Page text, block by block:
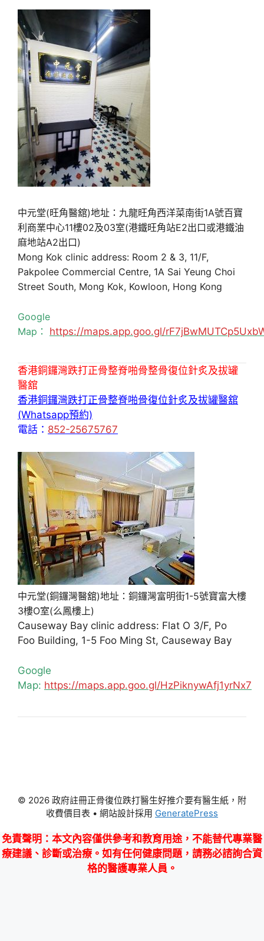
中元堂(旺角醫舘)地址：九龍旺角西洋菜南街1A號百寶
利商業中心11樓02及03室(港鐵旺角站E2出口或港鐵油
麻地站A2出口)
Mong Kok clinic address: Room 2 & 3, 11/F,
Pakpolee Commercial Centre, 1A Sai Yeung Choi
Street South, Mong Kok, Kowloon, Hong Kong
Google
Map： https://maps.app.goo.gl/
香港銅鑼灣跌打正骨整脊啪骨整骨復位針炙及拔罐
醫舘
香港銅鑼灣跌打正骨整脊啪骨復位針炙及拔罐醫舘
(Whatsapp預約)
電話： 852-25675767
中元堂(銅鑼灣醫舘)地址：銅鑼灣富明街1-5號寶富大樓
3樓O室(么鳳樓上)
Causeway Bay clinic address: Flat O 3/F, Po
Foo Building, 1-5 Foo Ming St, Causeway Bay
Google
Map: https://maps.app.goo.gl/HzPiknywAfj1yrNx7
© 2026 政府註冊正骨復位跌打醫生好推介要有醫生紙，附
收費價目表 • 網站設計採用 GeneratePress
免責聲明 ：本文內容僅供參考和教育用途，不能替代專業醫
療建議、診斷或治療。如有任何健康問題，請務必諮詢合資
格的醫護專業人員。